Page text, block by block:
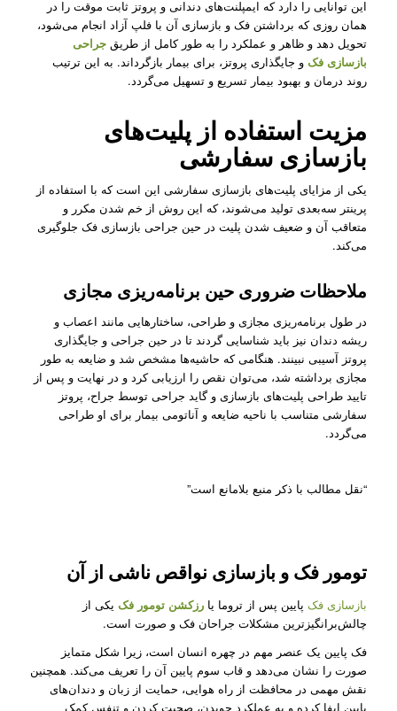
این توانایی را دارد که ایمپلنت‌های دندانی و پروتز ثابت موقت را در
همان روزی که برداشتن فک و بازسازی آن با فلپ آزاد انجام می‌شود،
تحویل دهد و ظاهر و عملکرد را به طور کامل از طریق جراحی
بازسازی فکو جایگذاری پروتز، برای بیمار بازگرداند. به این ترتیب
روند درمان و بهبود بیمار تسریع و تسهیل می‌گردد.
مزیت استفاده از پلیت‌های
بازسازی سفارشی
یکی از مزایای پلیت‌های بازسازی سفارشی این است که با استفاده از
پرینتر سه‌بعدی تولید می‌شوند، که این روش از خم شدن مکرر و
متعاقب آن و ضعیف شدن پلیت در حین جراحی بازسازی فک جلوگیری
می‌کند.
ملاحظات ضروری حین برنامه‌ریزی مجازی
در طول برنامه‌ریزی مجازی و طراحی، ساختارهایی مانند اعصاب و
ریشه دندان نیز باید شناسایی ‌گردند تا در حین جراحی و جایگذاری
پروتز آسیبی نبینند. هنگامی که حاشیه‌ها مشخص شد و ضایعه به طور
مجازی برداشته شد، می‌توان نقص را ارزیابی کرد و در نهایت و پس از
تایید طراحی پلیت‌های بازسازی و گاید جراحی توسط جراح، پروتز
سفارشی متناسب با ناحیه ضایعه و آناتومی بیمار برای او طراحی
می‌گردد.
“نقل مطالب با ذکر منبع بلامانع است”
تومور فک و بازسازی نواقص ناشی از آن
بازسازی فک پایین پس از تروما یا رزکشن تومور فکیکی از
چالش‌برانگیزترین مشکلات جراحان فک و صورت است.
فک پایین یک عنصر مهم در چهره انسان است، زیرا شکل متمایز
صورت را نشان می‌دهد و قاب سوم پایین آن را تعریف می‌کند. همچنین
نقش مهمی در محافظت از راه هوایی، حمایت از زبان و دندان‌های
پایین ایفا کرده و به عملکرد جویدن، صحبت کردن و تنفس کمک